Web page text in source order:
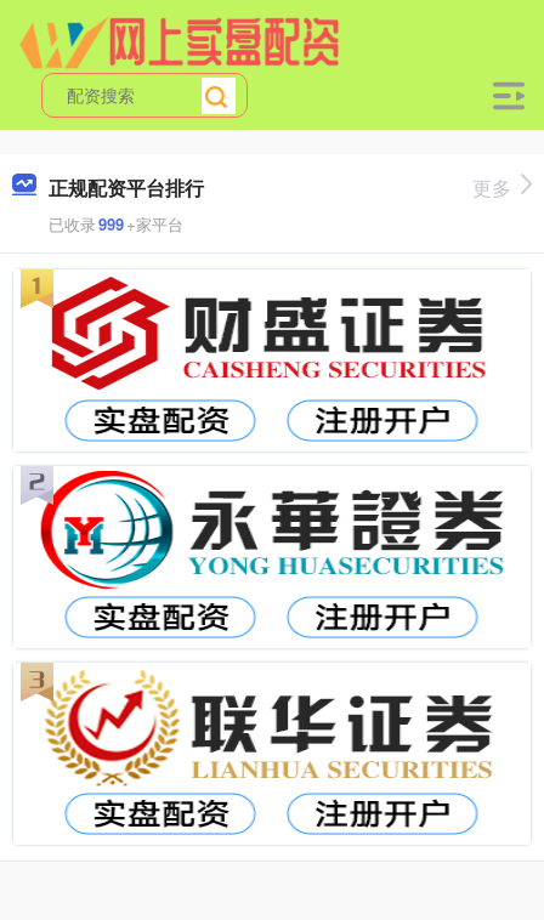
正规配资平台排行
已收录999+家平台
更多